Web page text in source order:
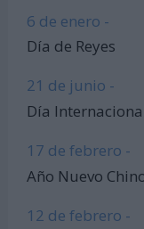
6 de enero -
Día de Reyes
21 de junio -
Día
17 de febrero -
Año Nuevo
12 de febrero -